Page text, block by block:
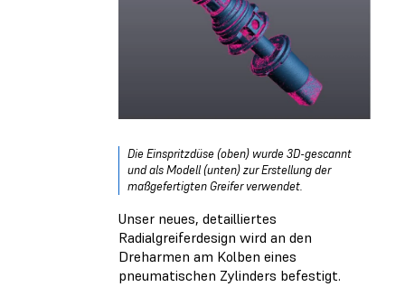
Die Einspritzdüse (oben) wurde 3D-gescannt
und als Modell (unten) zur Erstellung der
maßgefertigten Greifer verwendet.
Unser neues, detailliertes
Radialgreiferdesign wird an den
Dreharmen am Kolben eines
pneumatischen Zylinders befestigt.